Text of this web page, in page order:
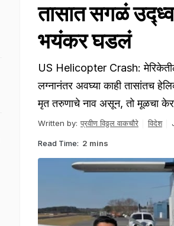
तासात सगळं
भयंकर घडलं
US Helicopter Crash: मेरिकेतील
लग्नानंतर अवघ्या काही तासांतच
मृत तरुणाचे नाव असून, तो मूळचा
Written by: प्रवीण विठ्ठल वाकचौरे विदेश
Read Time: 2 mins